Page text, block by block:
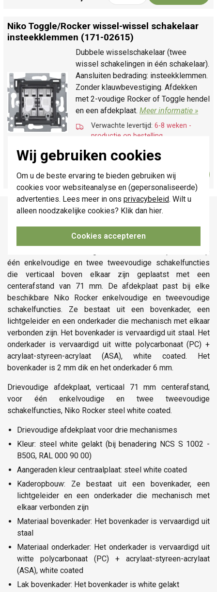
Wij gebruiken cookies
Om u de beste ervaring te bieden gebruiken wij
cookies voor websiteanalyse en (gepersonaliseerde)
advertenties. Lees meer in ons privacybeleid. Wilt u
alleen noodzakelijke cookies? Klik dan hier.
Cookies accepteren
Niko Toggle/Rocker wissel-wissel schakelaar
insteekklemmen (171-02615)
Dubbele wisselschakelaar (twee
wissel schakelingen in één schakelaar).
Aansluiten bedrading: insteekklemmen.
Zonder klauwbevestiging. Afdekken
met 2-voudige Rocker of Toggle hendel
en een afdekplaat. Meer informatie »
Verwachte levertijd: 6-8 weken -
productie op bestelling
Huidige voorraad:
23,95 +
- Bestel
Productomschrijving
Niko 154-56953 datasheet
één enkelvoudige en twee tweevoudige schakelfuncties
die verticaal boven elkaar zijn geplaatst met een
centerafstand van 71 mm. De afdekplaat past bij elke
beschikbare Niko Rocker enkelvoudige en tweevoudige
schakelfuncties. Ze bestaat uit een bovenkader, een
lichtgeleider en een onderkader die mechanisch met elkaar
verbonden zijn. Het bovenkader is vervaardigd uit staal. Het
onderkader is vervaardigd uit witte polycarbonaat (PC) +
acrylaat-styreen-acrylaat (ASA), white coated. Het
bovenkader is 2 mm dik en het onderkader 6 mm.
Drievoudige afdekplaat, verticaal 71 mm centerafstand,
voor één enkelvoudige en twee tweevoudige
schakelfuncties, Niko Rocker steel white coated.
Drievoudige afdekplaat voor drie mechanismes
Kleur: steel white gelakt (bij benadering NCS S 1002 -
B50G, RAL 000 90 00)
Aangeraden kleur centraalplaat: steel white coated
Kaderopbouw: Ze bestaat uit een bovenkader, een
lichtgeleider en een onderkader die mechanisch met
elkaar verbonden zijn
Materiaal bovenkader: Het bovenkader is vervaardigd uit
staal
Materiaal onderkader: Het onderkader is vervaardigd uit
witte polycarbonaat (PC) + acrylaat-styreen-acrylaat
(ASA), white coated
Lak bovenkader: Het bovenkader is white gelakt